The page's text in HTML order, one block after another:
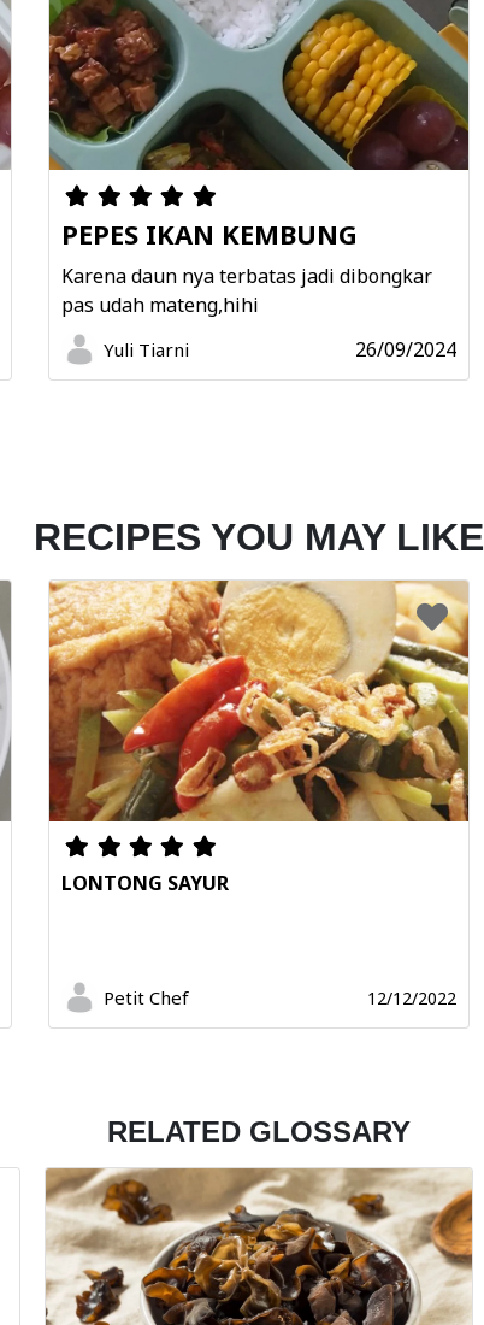
PEPES IKAN KEMBUNG
Karena daun nya terbatas jadi dibongkar
pas udah mateng,hihi
Yuli Tiarni 26/09/2024
RECIPES YOU MAY LIKE
LONTONG SAYUR
Petit Chef 12/12/2022
RELATED GLOSSARY